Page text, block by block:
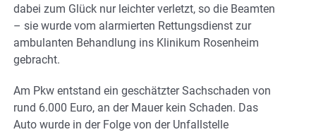
dabei zum Glück nur leichter verletzt, so die Beamten
– sie wurde vom alarmierten Rettungsdienst zur
ambulanten Behandlung ins Klinikum Rosenheim
gebracht.
Am Pkw entstand ein geschätzter Sachschaden von
rund 6.000 Euro, an der Mauer kein Schaden. Das
Auto wurde in der Folge von der Unfallstelle